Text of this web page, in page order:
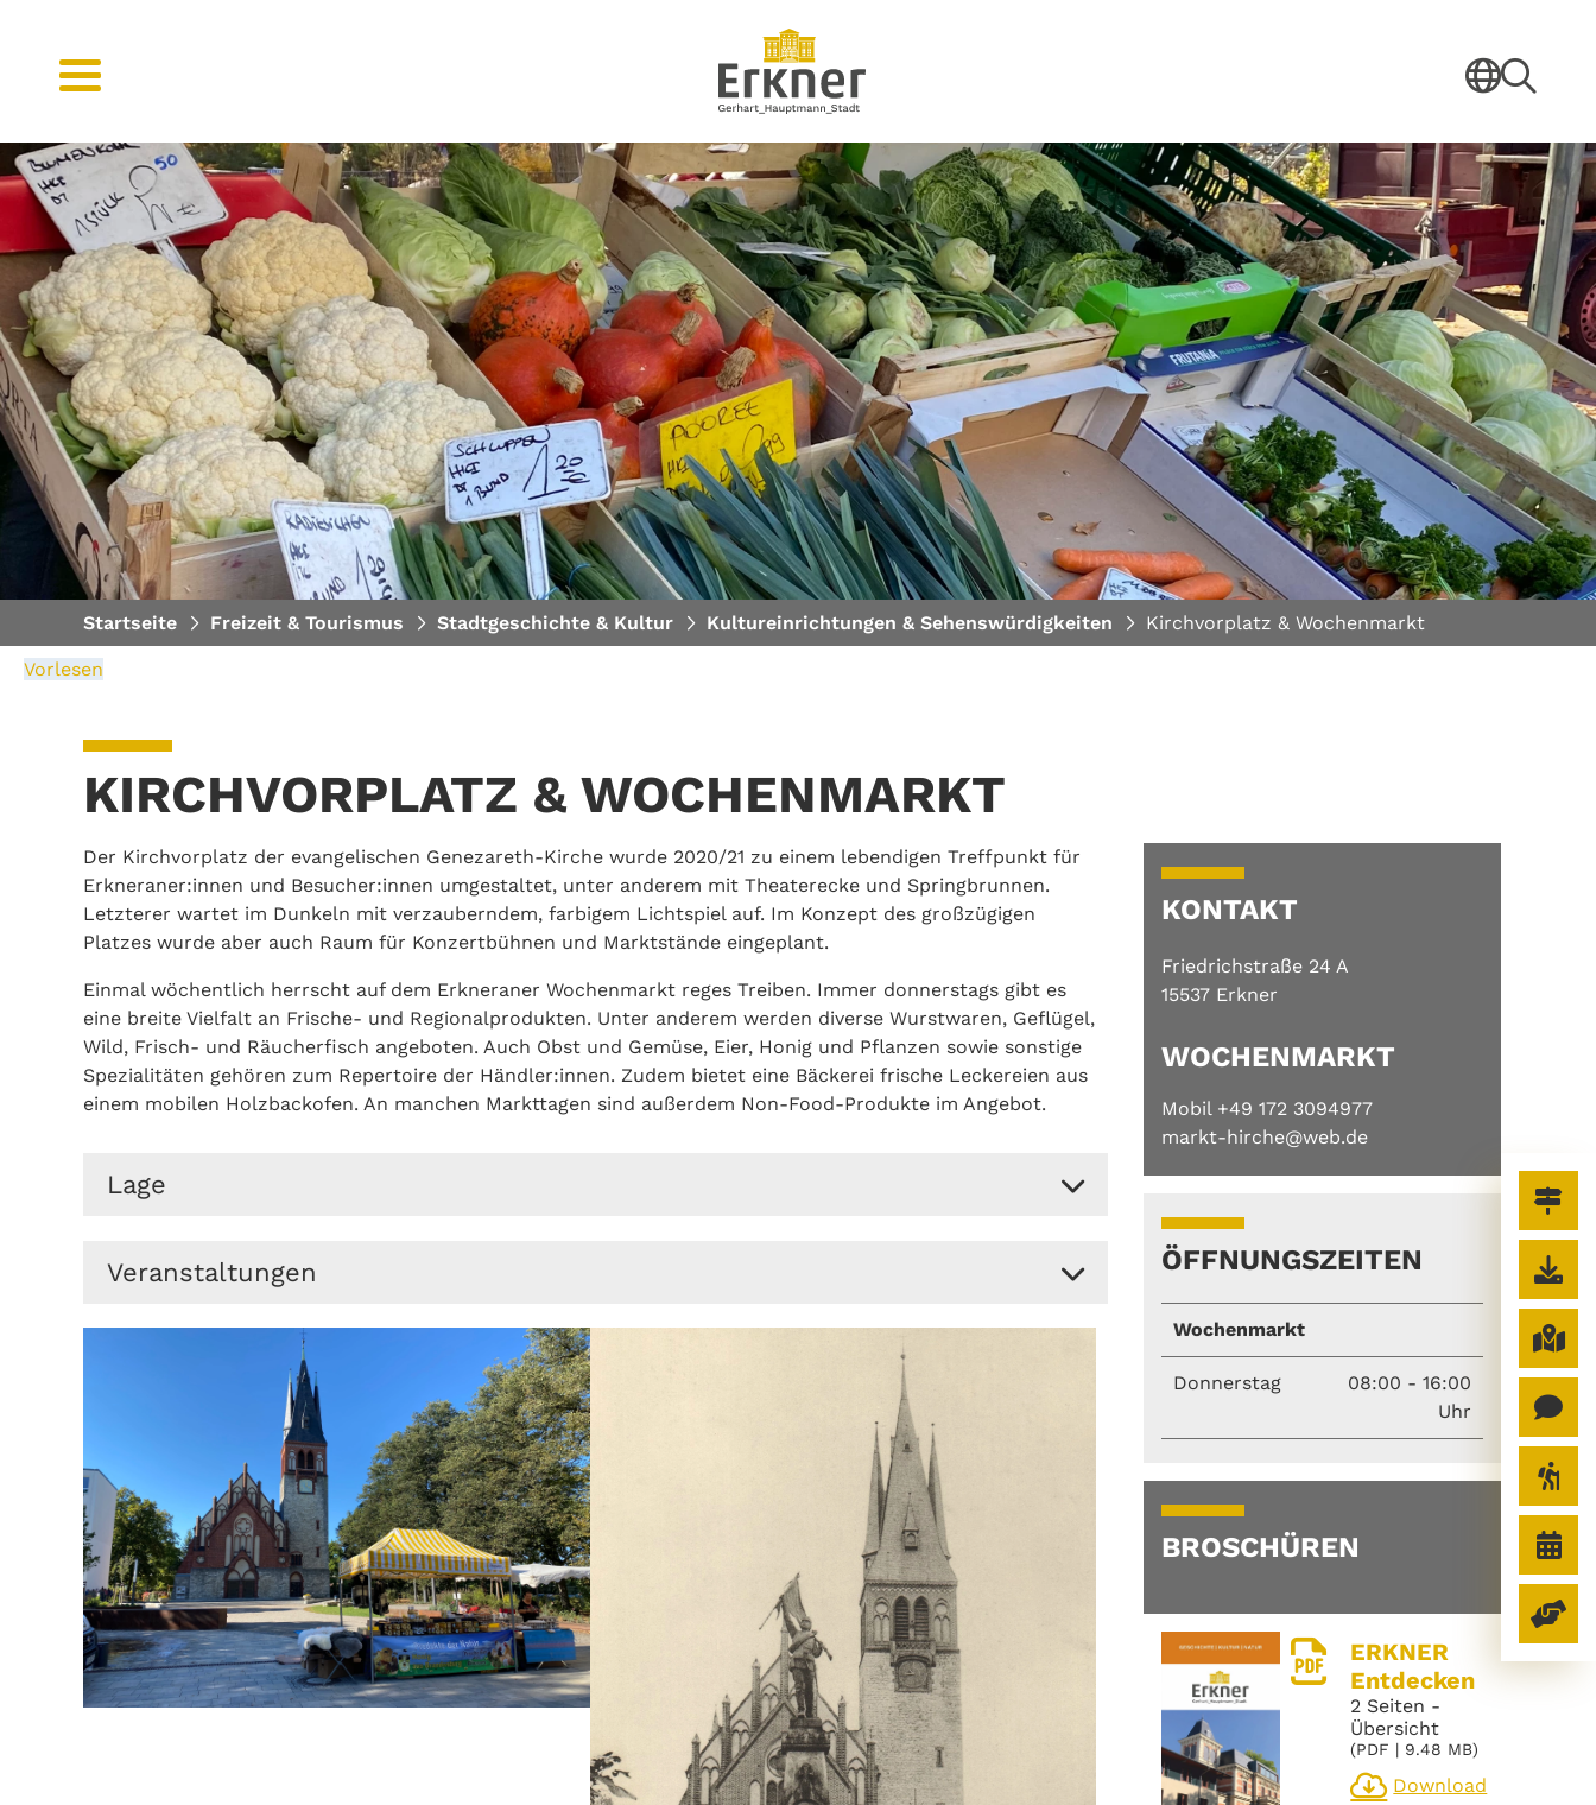
Startseite Freizeit & Tourismus Stadtgeschichte & Kultur Kultureinrichtungen & Sehenswürdigkeiten Kirchvorplatz & Wochenmarkt
Vorlesen
KIRCHVORPLATZ & WOCHENMARKT
Der Kirchvorplatz der evangelischen Genezareth-Kirche wurde 2020/21 zu einem lebendigen Treffpunkt für
Erkneraner:innen und Besucher:innen umgestaltet, unter anderem mit Theaterecke und Springbrunnen.
Letzterer wartet im Dunkeln mit verzauberndem, farbigem Lichtspiel auf. Im Konzept des großzügigen
Platzes wurde aber auch Raum für Konzertbühnen und Marktstände eingeplant.
Einmal wöchentlich herrscht auf dem Erkneraner Wochenmarkt reges Treiben. Immer donnerstags gibt es
eine breite Vielfalt an Frische- und Regionalprodukten. Unter anderem werden diverse Wurstwaren, Geflügel,
Wild, Frisch- und Räucherfisch angeboten. Auch Obst und Gemüse, Eier, Honig und Pflanzen sowie sonstige
Spezialitäten gehören zum Repertoire der Händler:innen. Zudem bietet eine Bäckerei frische Leckereien aus
einem mobilen Holzbackofen. An manchen Markttagen sind außerdem Non-Food-Produkte im Angebot.
Lage
befindet sich die Bushaltestelle Erkner - Genezareth-Kirche. Weitere Sehenswürdigkeiten sind von
Veranstaltungen
KONTAKT
Friedrichstraße 24 A
15537 Erkner
WOCHENMARKT
Mobil +49 172 3094977
markt-hirche@web.de
ÖFFNUNGSZEITEN
Wochenmarkt
Donnerstag
08:00 - 16:00
Uhr
BROSCHÜREN
ERKNER
Entdecken
2 Seiten -
Übersicht
(PDF | 9.48 MB)
Download